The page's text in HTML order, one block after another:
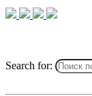
Search for: